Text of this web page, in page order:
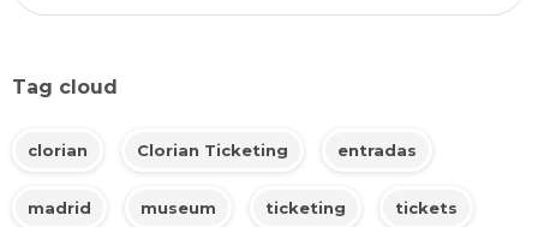
Tag cloud
clorian Clorian Ticketing entradas
madrid museum ticketing tickets